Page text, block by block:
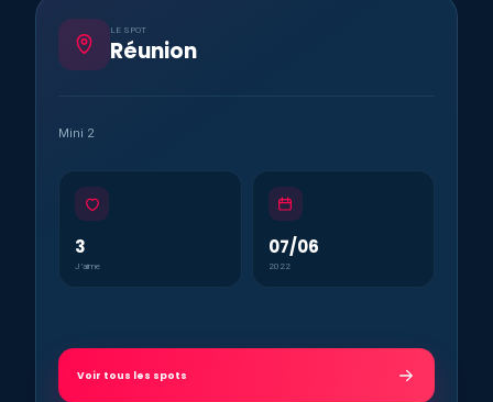
LE SPOT
Réunion
Mini 2
3
J’aime
07/06
2022
Voir tous les spots